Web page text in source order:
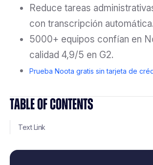
TABLE OF CONTENTS
Text Link
Reduce tareas
con transcripción automática.
5000+ equipos confían en
calidad 4,9/5 en G2.
Prueba Noota gratis sin tarjeta de